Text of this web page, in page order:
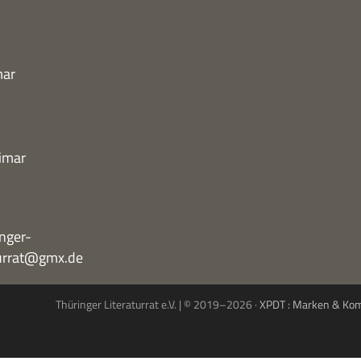
Thüringer Literaturrat e.V. | © 2019–2026 ·XPDT : Marken &